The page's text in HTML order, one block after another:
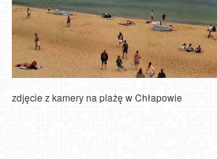
zdjęcie z kamery na plażę w Chłapowie